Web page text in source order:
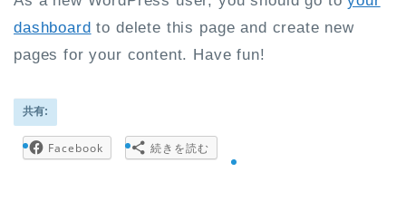
dashboard to delete this page and create new
pages for your content. Have fun!
共有:
Facebook 続きを読む